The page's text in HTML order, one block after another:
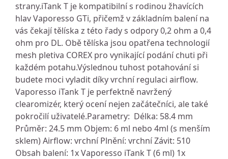
strany.iTank T je kompatibilní s rodinou žhavících
hlav Vaporesso GTi, přičemž v základním balení na
vás čekají tělíska z této řady s odpory 0,2 ohm a 0,4
ohm pro DL. Obě tělíska jsou opatřena technologií
mesh pletiva COREX pro vynikající podání chuti při
každém potahu.Výslednou tuhost potahování si
budete moci vyladit díky vrchní regulaci airflow.
Vaporesso iTank T je perfektně navržený
clearomizér, který ocení nejen začátečníci, ale také
pokročilí uživatelé.Parametry: Délka: 58.4 mm
Průměr: 24.5 mm Objem: 6 ml nebo 4ml (s menším
sklem) Airflow: vrchní Plnění: vrchní Závit: 510
Obsah balení: 1x Vaporesso iTank T (6 ml) 1x